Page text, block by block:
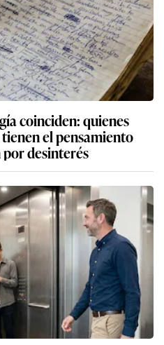
coinciden: quienes
el pensamiento
desinterés